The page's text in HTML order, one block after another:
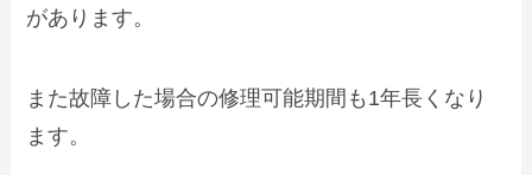
があります。
また故障した場合の修理可能期間も1年長くなり
ます。